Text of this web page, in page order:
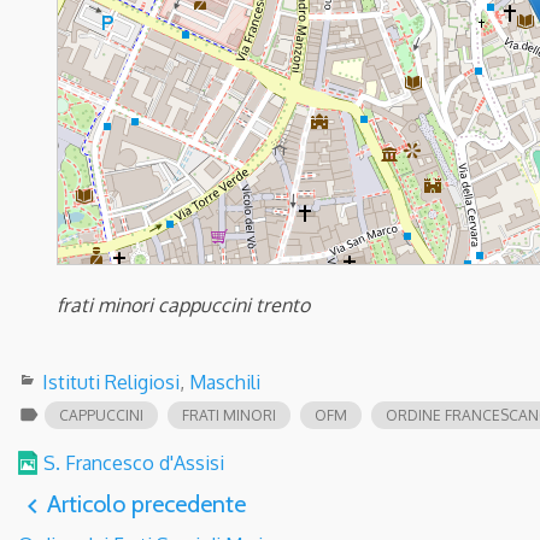
frati minori cappuccini trento
Istituti Religiosi, Maschili
label CAPPUCCINI FRATI MINORI OFM ORDINE
S. Francesco d'Assisi
navigate_before Articolo precedente